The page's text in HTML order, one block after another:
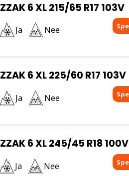
6 XL 215/65 R17 103V
Ja Nee
6 XL 225/60 R17 103V
Ja Nee
6 XL 245/45 R18 100V
Ja Nee